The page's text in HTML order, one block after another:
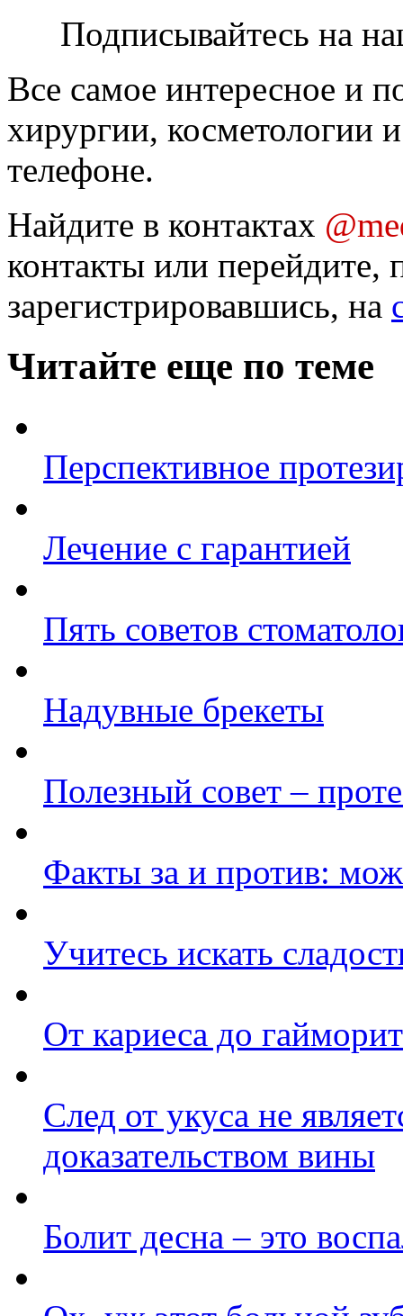
Подписывайтесь на
Все самое интересное и
хирургии, косметологии
телефоне.
Найдите в контактах
контакты или перейдите,
зарегистрировавшись, на
Читайте еще по теме
Перспективное
Лечение с гарантией
Пять советов
Надувные брекеты
Полезный совет –
Факты за и против:
Учитесь искать
От кариеса до
След от укуса не
доказательством вины
Болит десна – это